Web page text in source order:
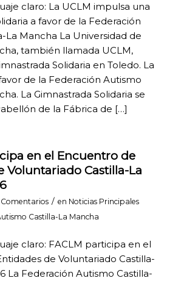
claro: La UCLM impulsa una
a favor de la Federación
La Mancha La Universidad de
también llamada UCLM,
Solidaria en Toledo. La
de la Federación Autismo
La Gimnastrada Solidaria se
de la Fábrica de […]
en el Encuentro de
Voluntariado Castilla-La
/ en Noticias Principales
Castilla-La Mancha
claro: FACLM participa en el
de Voluntariado Castilla-
La Federación Autismo Castilla-